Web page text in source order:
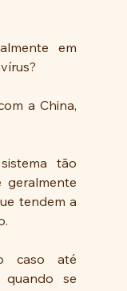
geralmente
tendem a
quando se